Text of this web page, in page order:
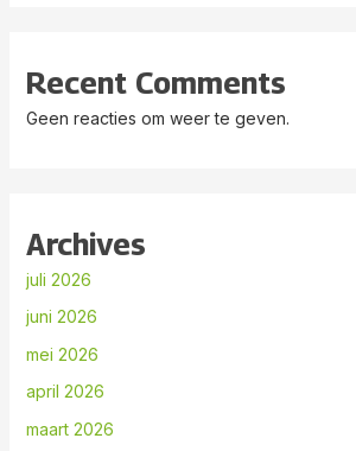
Recent Comments
Geen reacties om weer te geven.
Archives
juli 2026
juni 2026
mei 2026
april 2026
maart 2026